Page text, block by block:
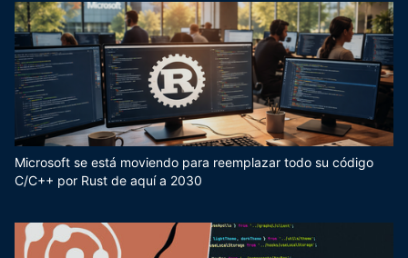
Microsoft se está moviendo para reemplazar todo su código
C/C++ por Rust de aquí a 2030